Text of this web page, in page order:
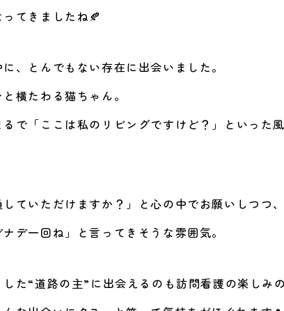
てきましたね🍂
、とんでもない存在に出会いました。
横たわる猫ちゃん。
で「ここは私のリビングですけど？」といった
ていただけますか？」と心の中でお願いしつつ
デ一回ね」と言ってきそうな雰囲気。
た“道路の主”に出会えるのも訪問看護の楽しみ